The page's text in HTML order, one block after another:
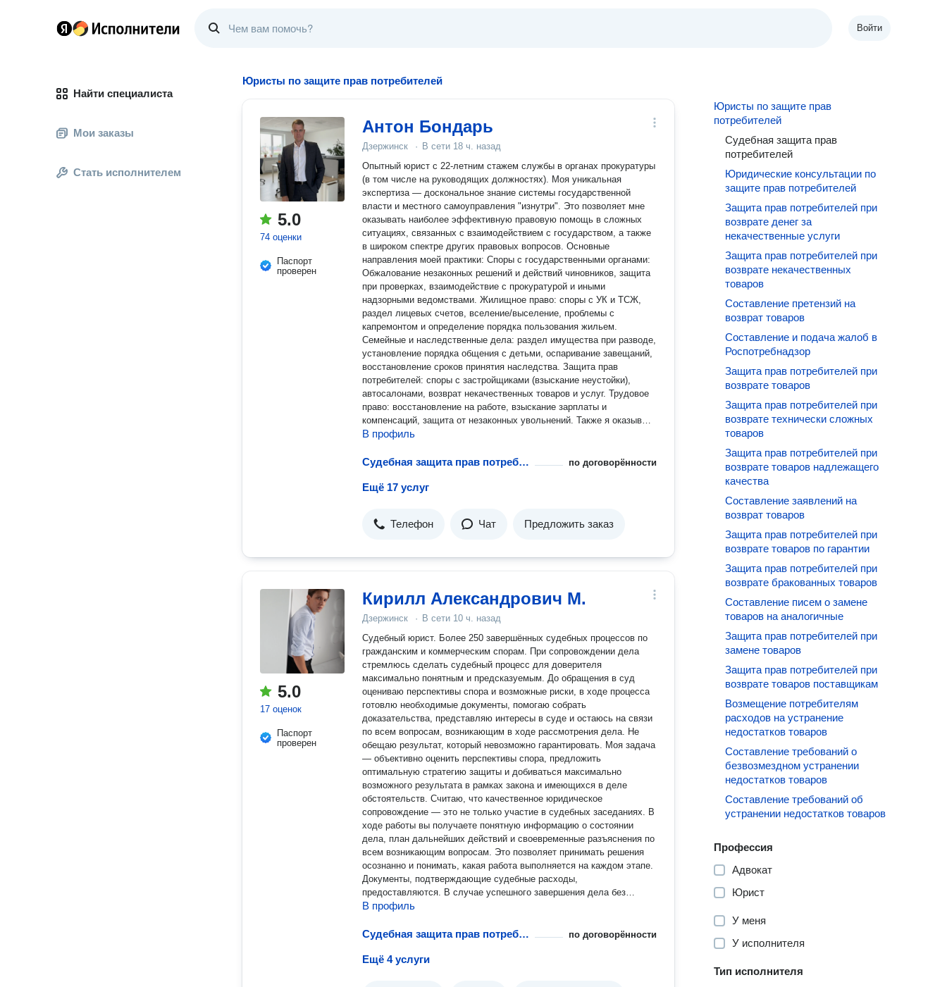
Войти
Найти специалиста
Мои заказы
Стать исполнителем
Юристы по защите прав потребителей
5.0
74 оценки
Паспорт
проверен
Антон Бондарь
Дзержинск · В сети 18 ч. назад
Опытный юрист с 22-летним стажем службы в органах прокуратуры
(в том числе на руководящих должностях). Моя уникальная
экспертиза — доскональное знание системы государственной
власти и местного самоуправления "изнутри". Это позволяет мне
оказывать наиболее эффективную правовую помощь в сложных
ситуациях, связанных с взаимодействием с государством, а также
в широком спектре других правовых вопросов. Основные
направления моей практики: Споры с государственными органами:
Обжалование незаконных решений и действий чиновников, защита
при проверках, взаимодействие с прокуратурой и иными
надзорными ведомствами. Жилищное право: споры с УК и ТСЖ,
раздел лицевых счетов, вселение/выселение, проблемы с
капремонтом и определение порядка пользования жильем.
Семейные и наследственные дела: раздел имущества при разводе,
установление порядка общения с детьми, оспаривание завещаний,
восстановление сроков принятия наследства. Защита прав
потребителей: споры с застройщиками (взыскание неустойки),
автосалонами, возврат некачественных товаров и услуг. Трудовое
право: восстановление на работе, взыскание зарплаты и
компенсаций, защита от незаконных увольнений. Также я оказываю
услуги во многих других отраслях права и выполняю общие
консультирование по широкому кругу вопросов: от простых
Профессиональное составление и правовая экспертиза договоров
Правовой анализ ситуации и разработка пошагового плана действий
многолетний опыт в прокуратуре — это ваше ключевое
преимущество в решении любой правовой проблемы. Обращайтесь,
и вместе мы найдем верное правовое решение.
В профиль
Судебная защита прав потребителей по договорённости
Ещё 17 услуг
Телефон Чат Предложить заказ
5.0
17 оценок
Паспорт
проверен
Кирилл Александрович М.
Дзержинск · В сети 10 ч. назад
Судебный юрист. Более 250 завершённых судебных процессов по
гражданским и коммерческим спорам. При сопровождении дела
стремлюсь сделать судебный процесс для доверителя
максимально понятным и предсказуемым. До обращения в суд
оцениваю перспективы спора и возможные риски, в ходе процесса
готовлю необходимые документы, помогаю собрать
доказательства, представляю интересы в суде и остаюсь на связи
по всем вопросам, возникающим в ходе рассмотрения дела. Не
обещаю результат, который невозможно гарантировать. Моя задача
— объективно оценить перспективы спора, предложить
оптимальную стратегию защиты и добиваться максимально
возможного результата в рамках закона и имеющихся в деле
обстоятельств. Считаю, что качественное юридическое
сопровождение — это не только участие в судебных заседаниях. В
ходе работы вы получаете понятную информацию о состоянии
дела, план дальнейших действий и своевременные разъяснения по
всем возникающим вопросам. Это позволяет принимать решения
осознанно и понимать, какая работа выполняется на каждом этапе.
Документы, подтверждающие судебные расходы,
предоставляются. В случае успешного завершения дела без
дополнительной оплаты подготовлю документы о взыскании
дочитали до конца. Если у вас возникли вопросы или вы хотите
В профиль
Судебная защита прав потребителей по договорённости
Ещё 4 услуги
Юристы по защите прав
потребителей
Судебная защита прав
потребителей
Юридические консультации по
защите прав потребителей
Защита прав потребителей при
возврате денег за
некачественные услуги
Защита прав потребителей при
возврате некачественных
товаров
Составление претензий на
возврат товаров
Составление и подача жалоб в
Роспотребнадзор
Защита прав потребителей при
возврате товаров
Защита прав потребителей при
возврате технически сложных
товаров
Защита прав потребителей при
возврате товаров надлежащего
качества
Составление заявлений на
возврат товаров
Защита прав потребителей при
возврате товаров по гарантии
Защита прав потребителей при
возврате бракованных товаров
Составление писем о замене
товаров на аналогичные
Защита прав потребителей при
замене товаров
Защита прав потребителей при
возврате товаров поставщикам
Возмещение потребителям
расходов на устранение
недостатков товаров
Составление требований о
безвозмездном устранении
недостатков товаров
Составление требований об
устранении недостатков товаров
Профессия
Адвокат
Юрист
У меня
У исполнителя
Тип исполнителя